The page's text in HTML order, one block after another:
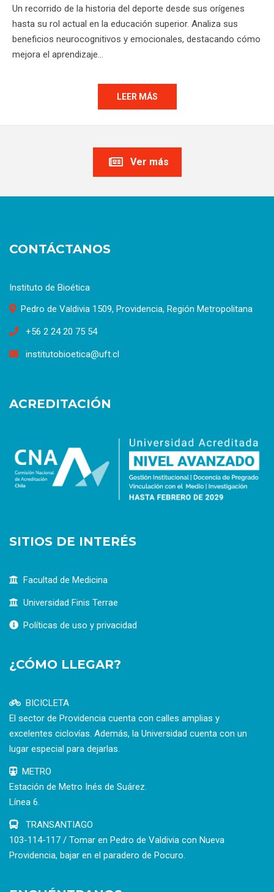
Un recorrido de la historia del deporte desde sus orígenes
hasta su rol actual en la educación superior. Analiza sus
beneficios neurocognitivos y emocionales, destacando cómo
mejora el aprendizaje…
LEER MÁS
Ver más
CONTÁCTANOS
Instituto de Bioética
Pedro de Valdivia 1509, Providencia, Región Metropolitana
+56 2 24 20 75 54
institutobioetica@uft.cl
ACREDITACIÓN
SITIOS DE INTERÉS
Facultad de Medicina
Universidad Finis Terrae
Políticas de uso y privacidad
¿CÓMO LLEGAR?
BICICLETA
El sector de Providencia cuenta con calles amplias y
excelentes ciclovías. Además, la Universidad cuenta con un
lugar especial para dejarlas.
METRO
Estación de Metro Inés de Suárez.
Línea 6.
TRANSANTIAGO
103-114-117 / Tomar en Pedro de Valdivia con Nueva
Providencia, bajar en el paradero de Pocuro.